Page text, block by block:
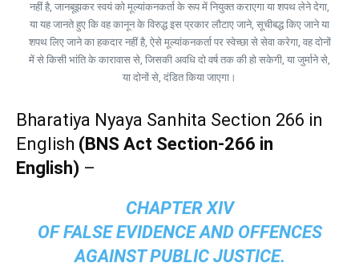
नहीं है, जानबूझकर स्वयं को मूल्यांकनकर्ता के रूप में नियुक्त कराएगा या शपथ लेने देगा,
या यह जानते हुए कि वह कानून के विरुद्ध इस प्रकार लौटाए जाने, सूचीबद्ध किए जाने या
शपथ लिए जाने का हकदार नहीं है, ऐसे मूल्यांकनकर्ता पर स्वेच्छा से सेवा करेगा, वह दोनों
में से किसी भांति के कारावास से, जिसकी अवधि दो वर्ष तक की हो सकेगी, या जुर्माने से,
या दोनों से, दंडित किया जाएगा।
Bharatiya Nyaya Sanhita Section 266 in
English (BNS Act Section-266 in
English) –
CHAPTER XIV
OF FALSE EVIDENCE AND OFFENCES
AGAINST PUBLIC JUSTICE.